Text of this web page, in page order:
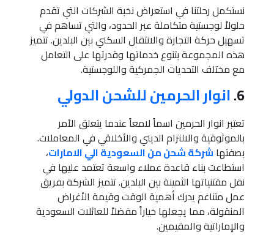
نستكمل رحلتنا في استعراض نخبة الشركات التي تقدم
حلولاً لوجستية متكاملة عبر الحدود، والتي تساهم في
تسهيل حركة التجارة والانتقال السكني بين البلدين. تتميز
هذه المجموعة بتنوع خدماتها وقدرتها على التعامل
مع مختلف التحديات الجمركية واللوجستية.
6. انوار الحرمين للشحن الدولي
تعتبر انوار الحرمين اسماً لامعاً عندما يتعلق الأمر
بالموثوقية والالتزام الديني والأخلاقي في المعاملات.
بصفتهاشركة شحن من السعودية الي الامارات،
استطاعت بناء قاعدة عملاء واسعة تعتمد عليها في
نقل مقتنياتها الثمينة بين البلدين. تتميز الشركة بفريق
عمل متناغم يدرك أهمية الوقت وقيمة الأغراض
المنقولة، مما يجعلها خياراً مفضلاً للعائلات السعودية
والإماراتية والمقيمين.